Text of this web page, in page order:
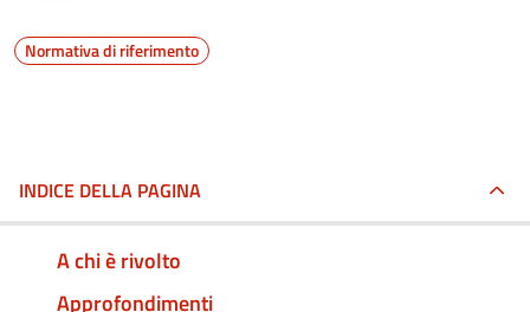
Normativa di riferimento
INDICE DELLA PAGINA
A chi è rivolto
Approfondimenti